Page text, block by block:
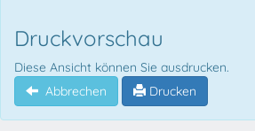
Druckvorschau
Diese Ansicht können Sie ausdrucken.
Abbrechen
Drucken